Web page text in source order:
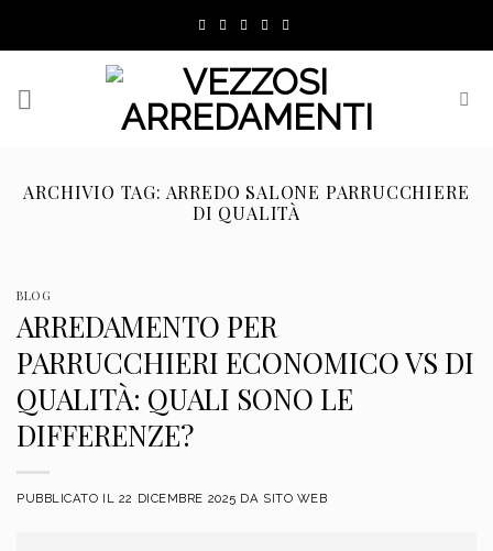
ARCHIVIO TAG: ARREDO SALONE PARRUCCHIERE
DI QUALITÀ
BLOG
ARREDAMENTO PER
PARRUCCHIERI ECONOMICO VS DI
QUALITÀ: QUALI SONO LE
DIFFERENZE?
PUBBLICATO IL 22 DICEMBRE 2025 DA SITO WEB